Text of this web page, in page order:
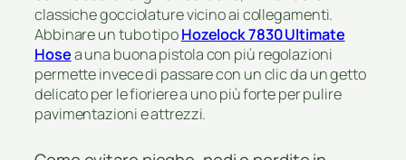
classiche gocciolature vicino ai collegamenti.
Abbinare un tubo tipoHozelock 7830 Ultimate
Hosea una buona pistola con più regolazioni
permette invece di passare con un clic da un getto
delicato per le fioriere a uno più forte per pulire
pavimentazioni e attrezzi.